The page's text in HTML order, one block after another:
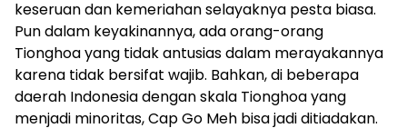
keseruan dan kemeriahan selayaknya pesta biasa.
Pun dalam keyakinannya, ada orang-orang
Tionghoa yang tidak antusias dalam merayakannya
karena tidak bersifat wajib. Bahkan, di beberapa
daerah Indonesia dengan skala Tionghoa yang
menjadi minoritas, Cap Go Meh bisa jadi ditiadakan.